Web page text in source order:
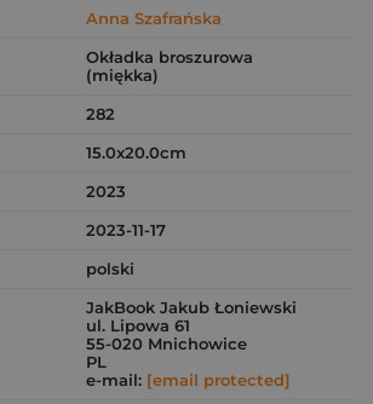
Anna Szafrańska
Okładka broszurowa
(miękka)
282
15.0x20.0cm
2023
2023-11-17
polski
JakBook Jakub Łoniewski
ul. Lipowa 61
55-020 Mnichowice
PL
e-mail: [email protected]